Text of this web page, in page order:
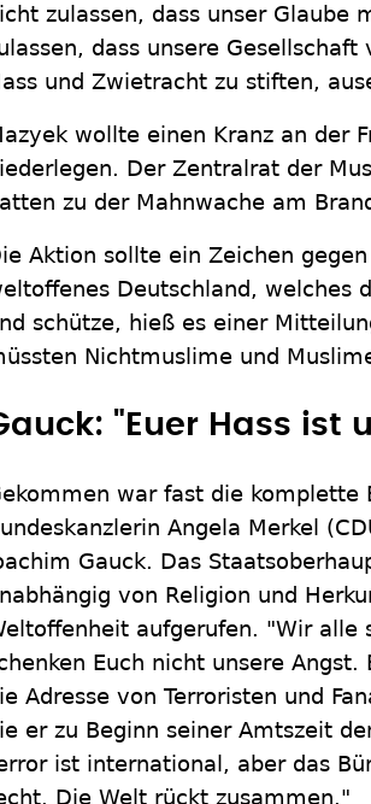
zulassen, dass unser Glaube
dass unsere
und Zwietracht zu stiften,
wollte einen Kranz an der
Der Zentralrat der
zu der Mahnwache am
Aktion sollte ein Zeichen
Deutschland, welches
schütze, hieß es einer
Nichtmuslime und
"Euer Hass ist
war fast die komplette
Angela Merkel
Gauck. Das
von Religion und
aufgerufen. "Wir alle
Euch nicht unsere
Adresse von Terroristen und
er zu Beginn seiner Amtszeit
ist international, aber das
Die Welt rückt zusammen."